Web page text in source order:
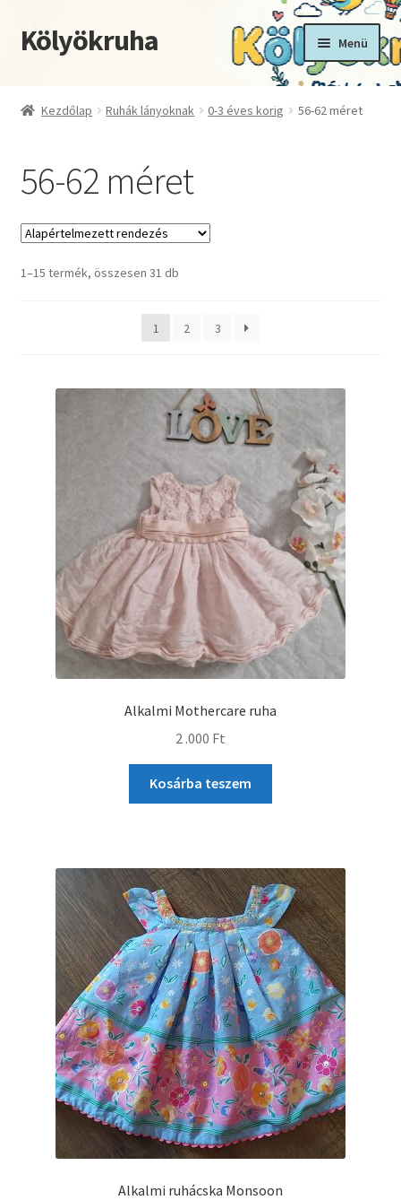
Ugrás
a
Kilépés
a
Kölyökruha Menü
Kosár
Pénztár
Termékek
Kezdőlap Ruhák lányoknak 0-3 éves korig 56-62 méret
56-62 méret
1–15 termék, összesen 31 db
1 2 3
Alkalmi Mothercare ruha
2 .000 Ft
Kosárba teszem
Alkalmi ruhácska Monsoon